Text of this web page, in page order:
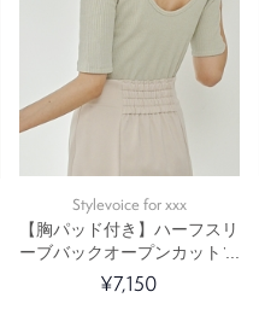
Stylevoice for xxx
【胸パッド付き】ハーフスリ
ーブバックオープンカットソ
ー
¥7,150